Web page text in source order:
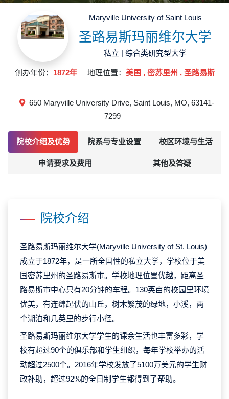
Maryville University of Saint Louis
圣路易斯玛丽维尔大学
私立 | 综合类研究型大学
创办年份： 1872年 地理位置： 美国 , 密苏里州 , 圣路易斯
650 Maryville University Drive, Saint Louis, MO, 63141-
7299
院校介绍及优势 院系与专业设置 校区环境与生活
申请要求及费用 其他及答疑
院校介绍
圣路易斯玛丽维尔大学(Maryville University of St. Louis)
成立于1872年，是一所全国性的私立大学，学校位于美
国密苏里州的圣路易斯市。学校地理位置优越，距离圣
路易斯市中心只有20分钟的车程。130英亩的校园里环境
优美，有连绵起伏的山丘，树木繁茂的绿地，小溪，两
个湖泊和几英里的步行小径。
圣路易斯玛丽维尔大学学生的课余生活也丰富多彩，学
校有超过90个的俱乐部和学生组织，每年学校举办的活
动超过2500个。2016年学校发放了5100万美元的学生财
政补助，超过92%的全日制学生都得到了帮助。